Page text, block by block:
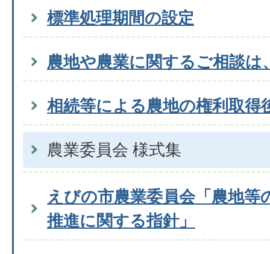
標準処理期間の設定
農地や農業に関するご相談は
相続等による農地の権利取得
農業委員会 様式集
えびの市農業委員会「農地等
推進に関する指針」